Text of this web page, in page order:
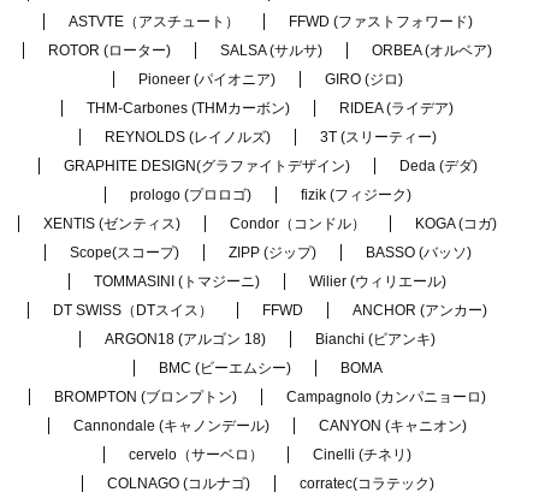
ASTVTE（アスチュート）
FFWD (ファストフォワード)
ROTOR (ローター)
SALSA (サルサ)
ORBEA (オルベア)
Pioneer (パイオニア)
GIRO (ジロ)
THM-Carbones (THMカーボン)
RIDEA (ライデア)
REYNOLDS (レイノルズ)
3T (スリーティー)
GRAPHITE DESIGN(グラファイトデザイン)
Deda (デダ)
prologo (プロロゴ)
fizik (フィジーク)
XENTIS (ゼンティス)
Condor（コンドル）
KOGA (コガ)
Scope(スコープ)
ZIPP (ジップ)
BASSO (バッソ)
TOMMASINI (トマジーニ)
Wilier (ウィリエール)
DT SWISS（DTスイス）
FFWD
ANCHOR (アンカー)
ARGON18 (アルゴン 18)
Bianchi (ビアンキ)
BMC (ビーエムシー)
BOMA
BROMPTON (ブロンプトン)
Campagnolo (カンパニョーロ)
Cannondale (キャノンデール)
CANYON (キャニオン)
cervelo（サーベロ）
Cinelli (チネリ)
COLNAGO (コルナゴ)
corratec(コラテック)